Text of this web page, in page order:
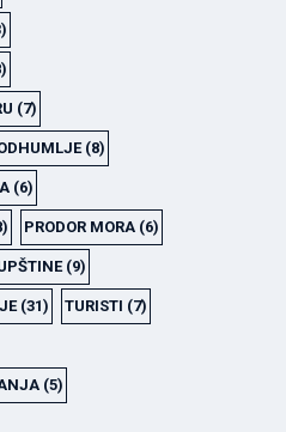
(7)
(8)
(6)
PRODOR MORA(6)
(9)
(31) TURISTI (7)
(5)